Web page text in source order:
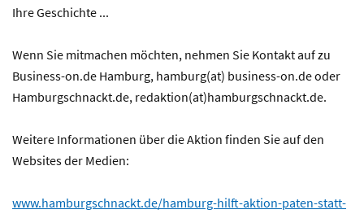
Ihre Geschichte ...
Wenn Sie mitmachen möchten, nehmen Sie Kontakt auf zu
Business-on.de Hamburg, hamburg(at) business-on.de oder
Hamburgschnackt.de, redaktion(at)hamburgschnackt.de.
Weitere Informationen über die Aktion finden Sie auf den
Websites der Medien:
www.hamburgschnackt.de/hamburg-hilft-aktion-paten-statt-